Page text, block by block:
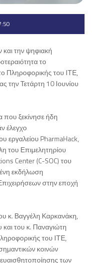
την ψηφιακή
το
Πληροφορικής του ΙΤΕ,
την Τετάρτη 10 Ιουνίου
που ξεκίνησε ήδη
έλεγχο
εργαλείου PharmaHack,
του Επιμελητηρίου
Center (C-SOC) του
εκδήλωση
στην εποχή
κ. Βαγγέλη Καρκανάκη,
του κ. Παναγιώτη
του ΙΤΕ,
κοινών
των